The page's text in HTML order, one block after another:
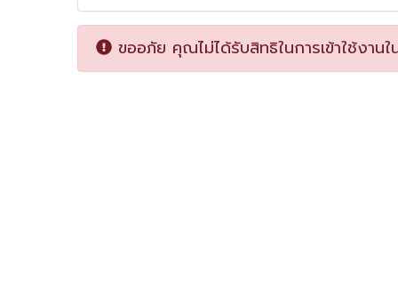
ขออภัย คุณไม่ได้รับสิทธิในการเข้าใช้งาน